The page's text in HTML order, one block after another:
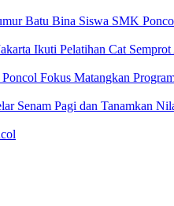
Batu Bina Siswa SMK
Ikuti Pelatihan Cat
Fokus Matangkan
Senam Pagi dan Tanamkan